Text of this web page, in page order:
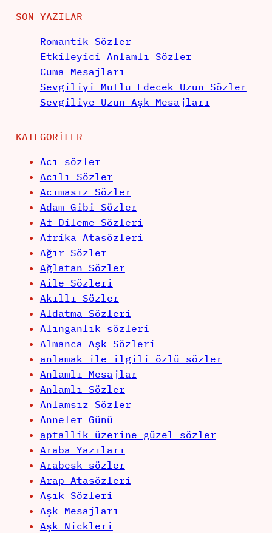
SON YAZILAR
Romantik Sözler
Etkileyici Anlamlı Sözler
Cuma Mesajları
Sevgiliyi Mutlu Edecek Uzun Sözler
Sevgiliye Uzun Aşk Mesajları
KATEGORILER
Acı sözler
Acılı Sözler
Acımasız Sözler
Adam Gibi Sözler
Af Dileme Sözleri
Afrika Atasözleri
Ağır Sözler
Ağlatan Sözler
Aile Sözleri
Akıllı Sözler
Aldatma Sözleri
Alınganlık sözleri
Almanca Aşk Sözleri
anlamak ile ilgili özlü sözler
Anlamlı Mesajlar
Anlamlı Sözler
Anlamsız Sözler
Anneler Günü
aptallik üzerine güzel sözler
Araba Yazıları
Arabesk sözler
Arap Atasözleri
Aşık Sözleri
Aşk Mesajları
Aşk Nickleri